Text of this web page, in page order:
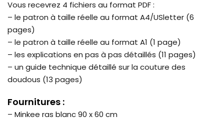
Vous recevrez 4 fichiers au format PDF :
– le patron à taille réelle au format A4/USletter (6
pages)
– le patron à taille réelle au format A1 (1 page)
– les explications en pas à pas détaillés (11 pages)
– un guide technique détaillé sur la couture des
doudous (13 pages)
Fournitures :
– Minkee ras blanc 90 x 60 cm